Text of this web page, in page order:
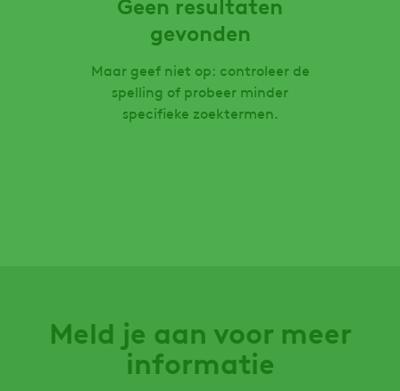
gevonden
Maar geef niet op: controleer de
spelling of probeer minder
specifieke zoektermen.
Meld je aan voor meer
informatie